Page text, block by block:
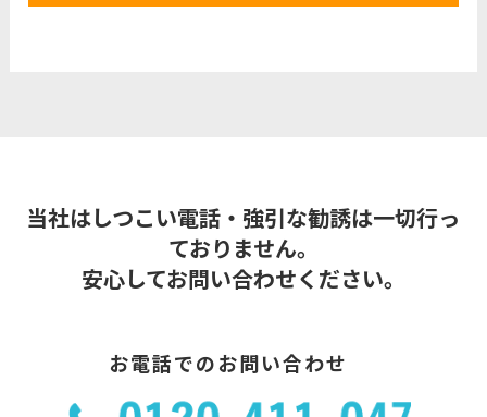
当社はしつこい電話・強引な勧誘は一切行っ
ておりません。
安心してお問い合わせください。
お電話でのお問い合わせ